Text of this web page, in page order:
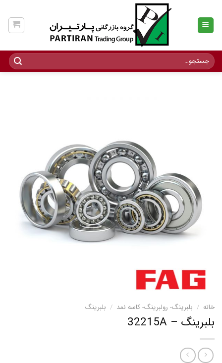
content
جستجو
برای:
خانه / بلبرینگ- رولبرینگ- کاسه نمد / بلبرینگ
بلبرینگ – 32215A